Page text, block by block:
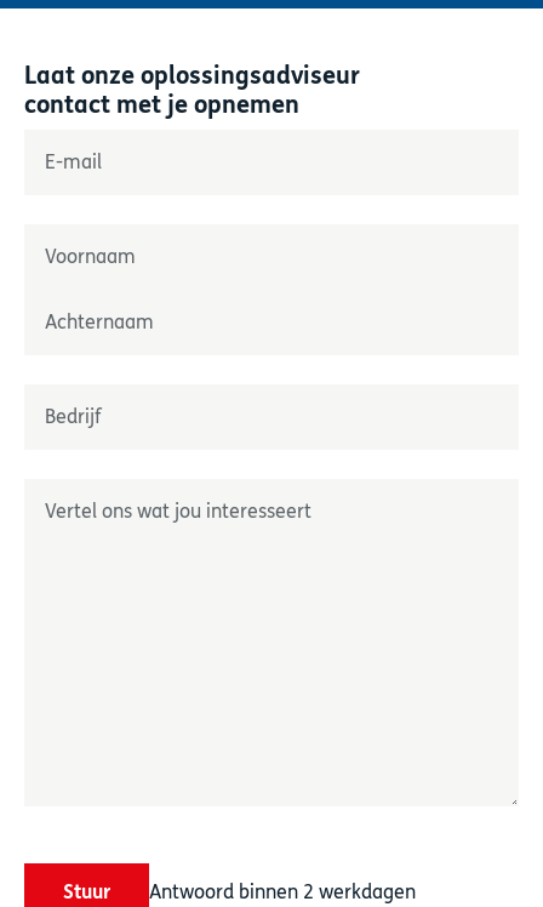
Laat onze oplossingsadviseur
contact met je opnemen
Stuur Antwoord binnen 2 werkdagen